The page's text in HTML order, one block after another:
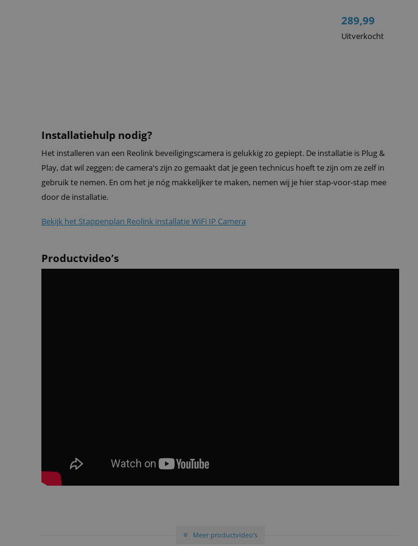
289,99
Uitverkocht
Installatiehulp nodig?
Het installeren van een Reolink beveiligingscamera is gelukkig zo gepiept. De installatie is Plug &
Play, dat wil zeggen: de camera's zijn zo gemaakt dat je geen technicus hoeft te zijn om ze zelf in
gebruik te nemen. En om het je nóg makkelijker te maken, nemen wij je hier stap-voor-stap mee
door de installatie.
Bekijk het Stappenplan Reolink installatie WiFi IP Camera
Productvideo’s
» Meer productvideo’s